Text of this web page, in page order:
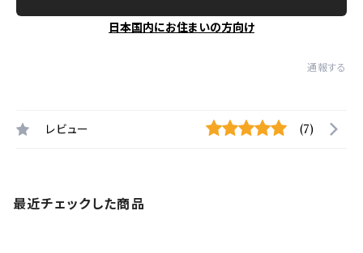
日本国内にお住まいの方向け
通報する
レビュー (7)
最近チェックした商品